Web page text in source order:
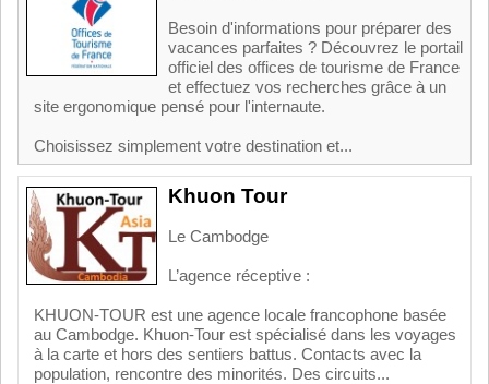
Besoin d'informations pour préparer des
vacances parfaites ? Découvrez le portail
officiel des offices de tourisme de France
et effectuez vos recherches grâce à un
site ergonomique pensé pour l'internaute.
Choisissez simplement votre destination et...
Khuon Tour
Le Cambodge
L’agence réceptive :
KHUON-TOUR est une agence locale francophone basée
au Cambodge. Khuon-Tour est spécialisé dans les voyages
à la carte et hors des sentiers battus. Contacts avec la
population, rencontre des minorités. Des circuits...